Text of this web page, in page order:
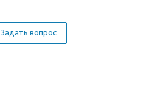
Задать вопрос